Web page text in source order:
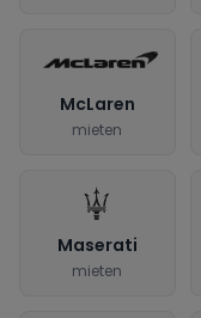
McLaren
mieten
Maserati
mieten